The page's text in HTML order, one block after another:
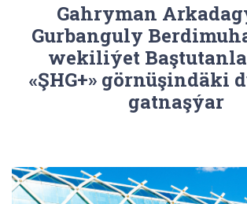
Gahryman
Gurbanguly
wekiliýet
«ŞHG+» görnüşindäki
gatnaşýar